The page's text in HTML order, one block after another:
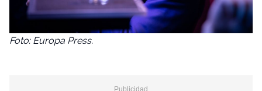
Foto: Europa Press.